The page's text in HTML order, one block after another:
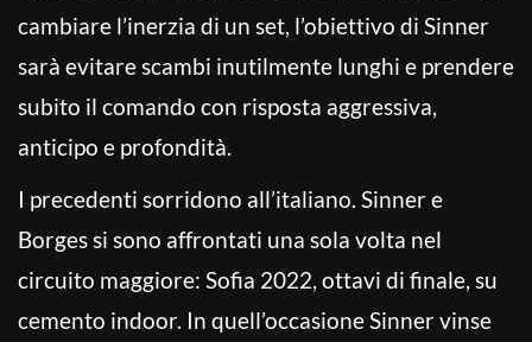
cambiare l’inerzia di un set, l’obiettivo di Sinner
sarà evitare scambi inutilmente lunghi e prendere
subito il comando con risposta aggressiva,
anticipo e profondità.
I precedenti sorridono all’italiano. Sinner e
Borges si sono affrontati una sola volta nel
circuito maggiore: Sofia 2022, ottavi di finale, su
cemento indoor. In quell’occasione Sinner vinse